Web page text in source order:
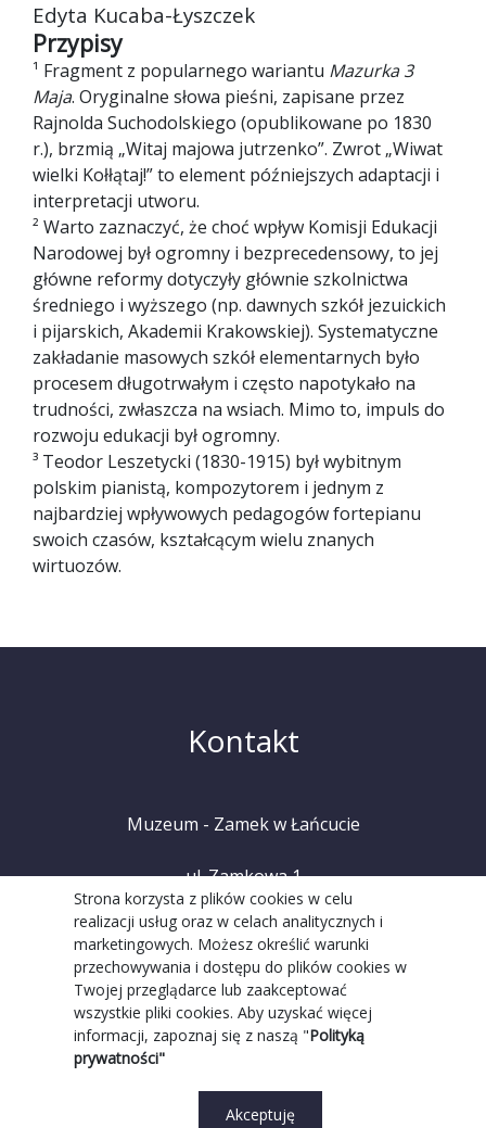
Edyta Kucaba-Łyszczek
Przypisy
¹ Fragment z popularnego wariantu Mazurka 3
Maja. Oryginalne słowa pieśni, zapisane przez
Rajnolda Suchodolskiego (opublikowane po 1830
r.), brzmią „Witaj majowa jutrzenko”. Zwrot „Wiwat
wielki Kołłątaj!” to element późniejszych adaptacji i
interpretacji utworu.
² Warto zaznaczyć, że choć wpływ Komisji Edukacji
Narodowej był ogromny i bezprecedensowy, to jej
główne reformy dotyczyły głównie szkolnictwa
średniego i wyższego (np. dawnych szkół jezuickich
i pijarskich, Akademii Krakowskiej). Systematyczne
zakładanie masowych szkół elementarnych było
procesem długotrwałym i często napotykało na
trudności, zwłaszcza na wsiach. Mimo to, impuls do
rozwoju edukacji był ogromny.
³ Teodor Leszetycki (1830-1915) był wybitnym
polskim pianistą, kompozytorem i jednym z
najbardziej wpływowych pedagogów fortepianu
swoich czasów, kształcącym wielu znanych
wirtuozów.
Strona korzysta z plików cookies w celu
realizacji usług oraz w celach analitycznych i
marketingowych. Możesz określić warunki
przechowywania i dostępu do plików cookies w
Twojej przeglądarce lub zaakceptować
wszystkie pliki cookies. Aby uzyskać więcej
informacji, zapoznaj się z naszą "Polityką
prywatności"
Akceptuję
Kontakt
Muzeum - Zamek w Łańcucie
ul. Zamkowa 1
37-100 Łańcut
tel. +48 (17) 225 20 08